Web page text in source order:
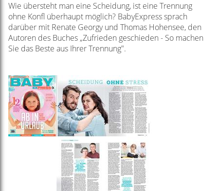
Wie übersteht man eine Scheidung, ist eine Trennung
ohne Konfl überhaupt möglich? BabyExpress sprach
darüber mit Renate Georgy und Thomas Hohensee, den
Autoren des Buches „Zufrieden geschieden - So machen
Sie das Beste aus Ihrer Trennung".